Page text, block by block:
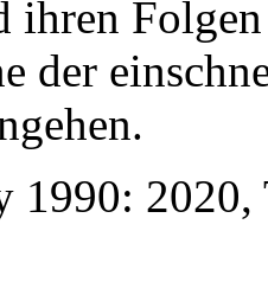
ihren
der
1990: 2020,